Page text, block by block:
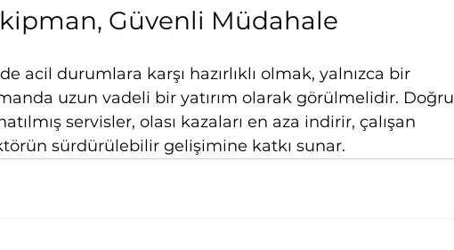
Güvenli Müdahale
acil durumlara karşı hazırlıklı olmak, yalnızca bir
uzun vadeli bir yatırım olarak görülmelidir. Doğru
servisler, olası kazaları en aza indirir, çalışan
sürdürülebilir gelişimine katkı sunar.